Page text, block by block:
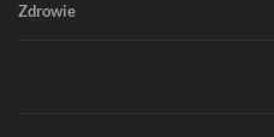
Zdrowie